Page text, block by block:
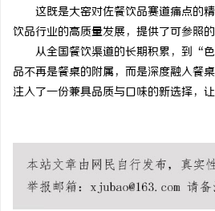
这既是大窑对佐餐饮品赛道痛点的
饮品行业的高质量发展，提供了可参照的
从全国餐饮渠道的长期积累，到“
品不再是餐桌的附属，而是深度融入餐
注入了一份兼具品质与口味的新选择，